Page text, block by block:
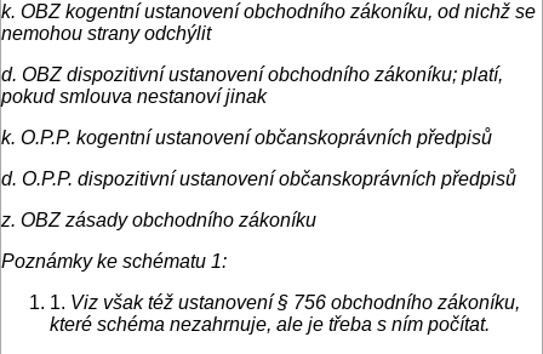
k. OBZ kogentní ustanovení obchodního zákoníku, od nichž se
nemohou strany odchýlit
d. OBZ dispozitivní ustanovení obchodního zákoníku; platí,
pokud smlouva nestanoví jinak
k. O.P.P. kogentní ustanovení občanskoprávních předpisů
d. O.P.P. dispozitivní ustanovení občanskoprávních předpisů
z. OBZ zásady obchodního zákoníku
Poznámky ke schématu 1:
1. Viz však též ustanovení § 756 obchodního zákoníku,
které schéma nezahrnuje, ale je třeba s ním počítat.